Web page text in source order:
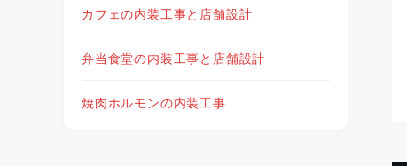
カフェの内装工事と店舗設計
弁当食堂の内装工事と店舗設計
焼肉ホルモンの内装工事